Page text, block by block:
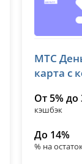
лицензия №
МТС
карта с
От 5% до
кэшбэк
До 14%
% на